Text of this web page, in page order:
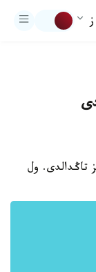
تاڭدالدى. ول